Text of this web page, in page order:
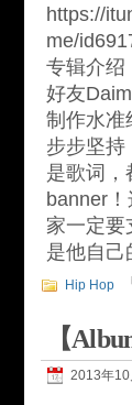
https://
me/
专辑介绍
好友
制作水准
步步坚持
是歌词，
banner
家一定要
是他自己
Hip Hop
【
2013年10